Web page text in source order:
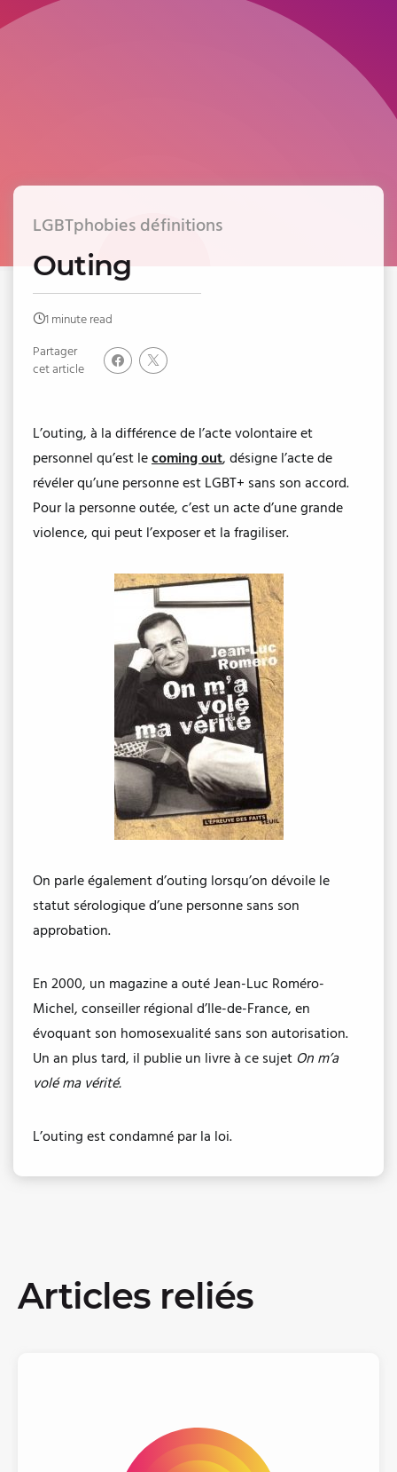
LGBTphobies définitions
Outing
1 minute read
Partager
cet article
L’outing, à la différence de l’acte volontaire et
personnel qu’est lecoming out, désigne l’acte de
révéler qu’une personne est LGBT+ sans son accord.
Pour la personne outée, c’est un acte d’une grande
violence, qui peut l’exposer et la fragiliser.
On parle également d’outing lorsqu’on dévoile le
statut sérologique d’une personne sans son
approbation.
En 2000, un magazine a outé Jean-Luc Roméro-
Michel, conseiller régional d’Ile-de-France, en
évoquant son homosexualité sans son autorisation.
Un an plus tard, il publie un livre à ce sujet On m’a
volé ma vérité.
L’outing est condamné par la loi.
Articles reliés